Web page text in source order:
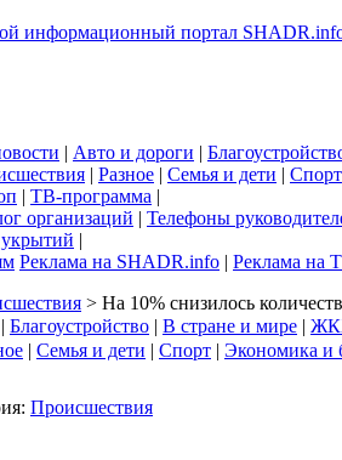
| Авто и дороги |
| Разное | Семья и дети | Спорт
| ТВ-программа |
организаций | Телефоны
|
Реклама на SHADR.info | Реклама на
> На 10% снизилось
| Благоустройство | В стране и мире |
| Семья и дети | Спорт | Экономика и
Происшествия